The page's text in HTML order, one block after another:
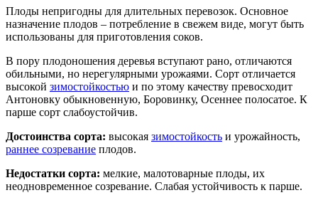
Плоды непригодны для длительных перевозок. Основное
назначение плодов – потребление в свежем виде, могут быть
использованы для приготовления соков.
В пору плодоношения деревья вступают рано, отличаются
обильными, но нерегулярными урожаями. Сорт отличается
высокой зимостойкостью и по этому качеству превосходит
Антоновку обыкновенную, Боровинку, Осеннее полосатое. К
парше сорт слабоустойчив.
Достоинства сорта: высокая зимостойкость и урожайность,
раннее созревание плодов.
Недостатки сорта: мелкие, малотоварные плоды, их
неодновременное созревание. Слабая устойчивость к парше.